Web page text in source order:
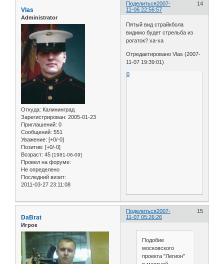
Поделиться 14
2007-
11-06 22:56:57
Vlas
Administrator
Откуда: Калининград
Зарегистрирован: 2005-01-23
Приглашений: 0
Сообщений: 551
Уважение: [+0/-0]
Позитив: [+0/-0]
Возраст: 45 [1981-06-09]
Провел на форуме:
Не определено
Последний визит:
2011-03-27 23:11:08
Пятый вид страйкбола
видимо будет стрельба из
рогаток? xa-xa
Отредактировано Vlas (2007-
11-07 19:39:01)
0
Поделиться 15
2007-
11-07 05:26:26
DaBrat
Игрок
Подобие
московского
проекта "Легион"